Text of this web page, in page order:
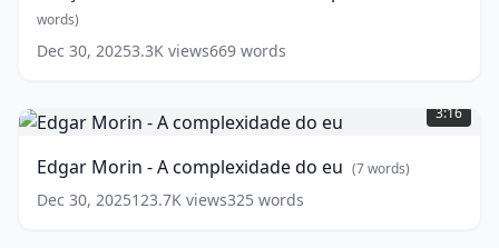
de
mais
partilha
words)
Dec 30, 20253.3K views669 words
Morin
-
complexidade
do
3:16
Edgar Morin - A complexidade do eu (7words)
Dec 30, 2025123.7K views325 words